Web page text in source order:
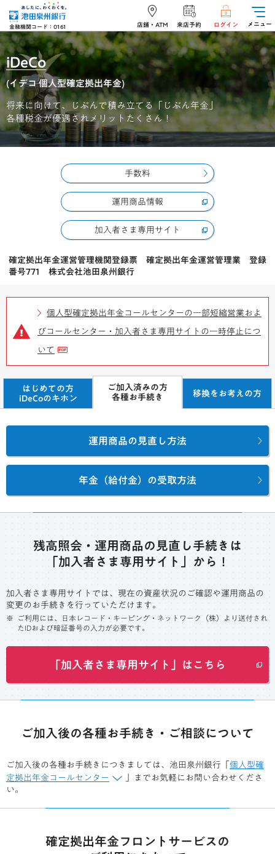
金融機関コード：0161 店舗・ATM 来店予約 ログイン メニュー
iDeCo
(イデコ 個人型確定拠出年金)
将来に向けて、 じぶんで積み立てる「じぶん年金」
各種税金が優遇されメリットたくさん！
手数料
運用商品情報
加入者さま専用サイト
確定拠出年金運営管理機関登録票 確定拠出年金運営管理業 登録
番号771 株式会社池田泉州銀行
個人型確定拠出年金コールセンターの一部短縮営業およ
びコールセンター・加入者さま専用サイトの一時停止につ
いて
はじめての方
iDeCoのキホン
ご加入済みの方
各種お手続き
移換をお考えの方
運用商品の見直し方法
年金（給付金）の受取方法
残高照会・運用商品の見直し手続きは
「加入者さま専用サイト」から！
加入者さま専用サイトでは、現在の資産状況のご確認や運用商品の
変更のお手続きを行っていただけます。
ご利用には、日本レコード・キーピング・ネットワーク（株）より送付され
たIDおよび暗証番号の入力が必要です。
「加入者さま専用サイト」はこちら
ご加入後の各種お手続き・ご相談について
ご加入後の各種お手続きにつきましては、池田泉州銀行「 個人型確
定拠出年金コールセンター
」までお気軽にお問い合わせくださ
い。
確定拠出年金フロントサービスの